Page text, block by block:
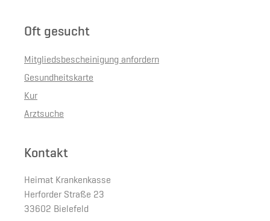
Oft gesucht
Mitgliedsbescheinigung anfordern
Gesundheitskarte
Kur
Arztsuche
Kontakt
Heimat Krankenkasse
Herforder Straße 23
33602 Bielefeld